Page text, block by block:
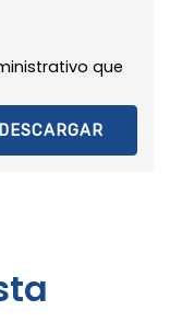
que
DESCARGAR